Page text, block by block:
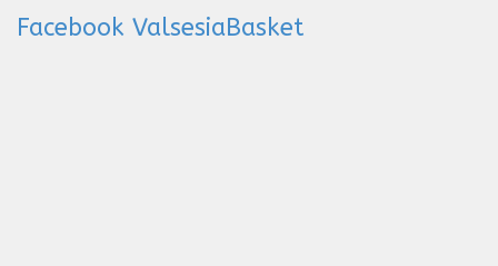
Facebook ValsesiaBasket